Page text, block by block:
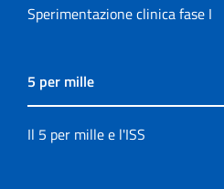
Sperimentazione clinica fase I
5 per mille
Il 5 per mille e l'ISS